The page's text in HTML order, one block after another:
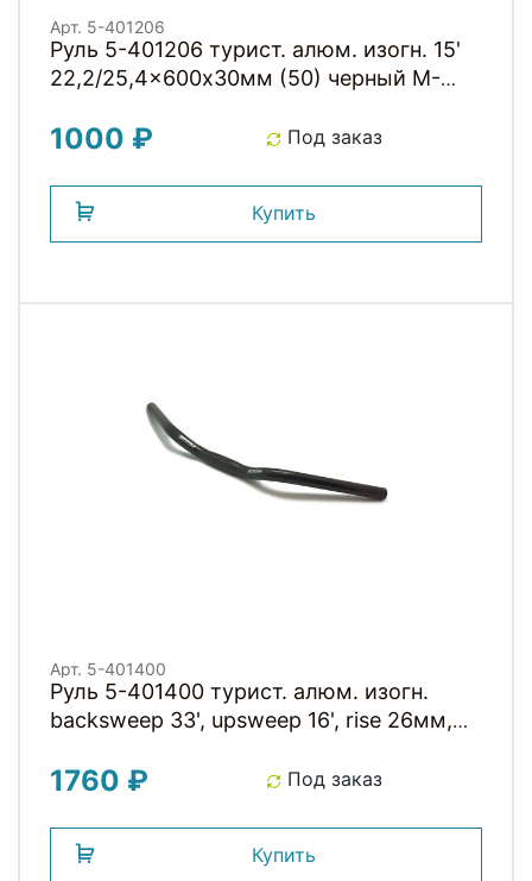
Арт. 5-401206
Руль 5-401206 турист. алюм. изогн. 15'
22,2/25,4x600х30мм (50) черный M-
1000 ₽ Под заказ
Купить
Арт. 5-401400
Руль 5-401400 турист. алюм. изогн.
backsweep 33', upsweep 16', rise 26мм,
черный матовый City/Trekking bar 590
1760 ₽ Под заказ
Купить